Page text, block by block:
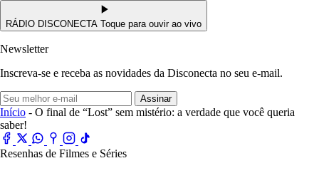
RÁDIO DISCONECTA Toque para ouvir ao vivo
Newsletter
Inscreva-se e receba as novidades da Disconecta no seu e-mail.
Assinar
Início - O final de “Lost” sem mistério: a verdade que você queria
saber!
Resenhas de Filmes e Séries